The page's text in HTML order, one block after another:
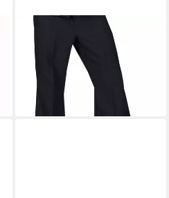
Kostüm Schlaghose Herren
Pailletten schwarz
22,90 €
lieferbar - in 2-3 Werktagen bei dir